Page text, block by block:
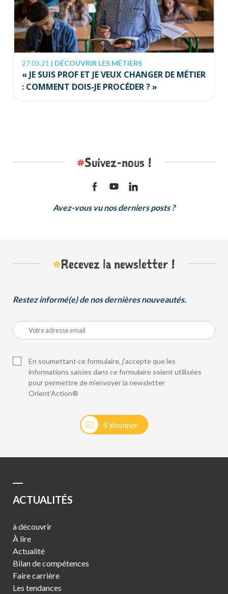
27.03.21 | DÉCOUVRIR LES MÉTIERS
« JE SUIS PROF ET JE VEUX CHANGER DE MÉTIER
: COMMENT DOIS-JE PROCÉDER ? »
#Suivez-nous !
Avez-vous vu nos derniers posts ?
#Recevez la newsletter !
Restez informé(e) de nos dernières nouveautés.
S'abonner
En soumettant ce formulaire, j’accepte que les
informations saisies dans ce formulaire soient utilisées
pour permettre de m’envoyer la newsletter
Orient’Action®
ACTUALITÉS
à découvrir
À lire
Actualité
Bilan de compétences
Faire carrière
Les tendances